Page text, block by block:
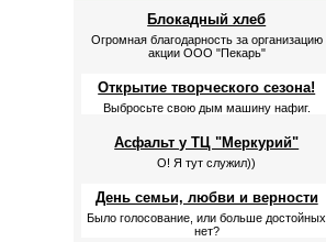
Блокадный хлеб
Огромная благодарность за организацию
акции ООО "Пекарь"
Открытие творческого сезона!
Выбросьте свою дым машину нафиг.
Асфальт у ТЦ "Меркурий"
О! Я тут служил))
День семьи, любви и верности
Было голосование, или больше достойных
нет?